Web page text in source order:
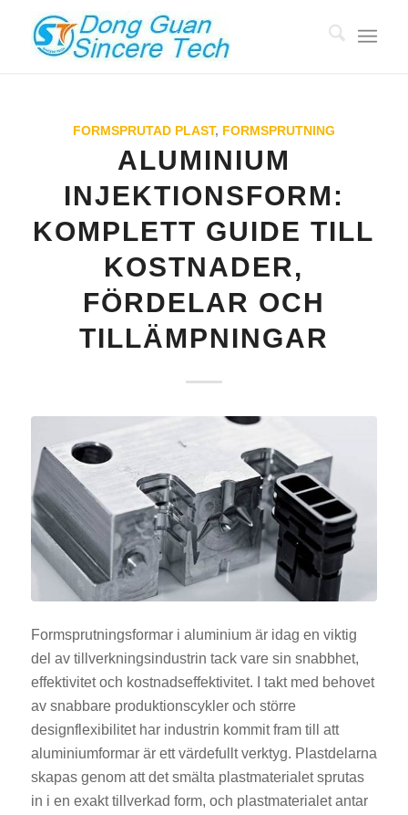
FORMSPRUTAD PLAST, FORMSPRUTNING
ALUMINIUM
INJEKTIONSFORM:
KOMPLETT GUIDE TILL
KOSTNADER,
FÖRDELAR OCH
TILLÄMPNINGAR
Formsprutningsformar i aluminium är idag en viktig
del av tillverkningsindustrin tack vare sin snabbhet,
effektivitet och kostnadseffektivitet. I takt med behovet
av snabbare produktionscykler och större
designflexibilitet har industrin kommit fram till att
aluminiumformar är ett värdefullt verktyg. Plastdelarna
skapas genom att det smälta plastmaterialet sprutas
in i en exakt tillverkad form, och plastmaterialet antar